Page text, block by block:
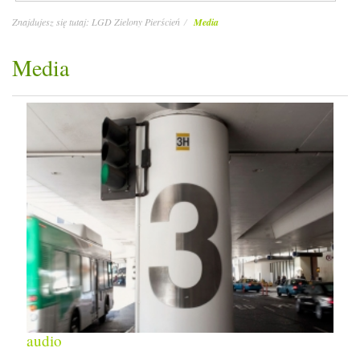
Znajdujesz się tutaj: LGD Zielony Pierścień Media
Media
audio